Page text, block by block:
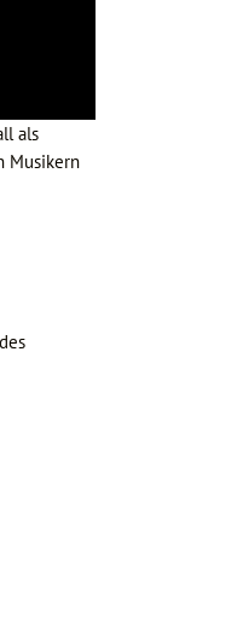
als
Musikern